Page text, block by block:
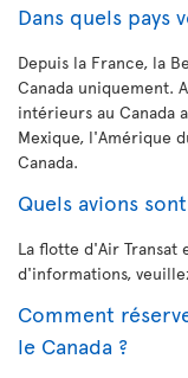
Dans quels pays
Depuis la France, la
Canada uniquement.
intérieurs au Canada
Mexique, l'Amérique
Canada.
Quels avions
La flotte d'Air Transat
d'informations,
Comment
le Canada ?